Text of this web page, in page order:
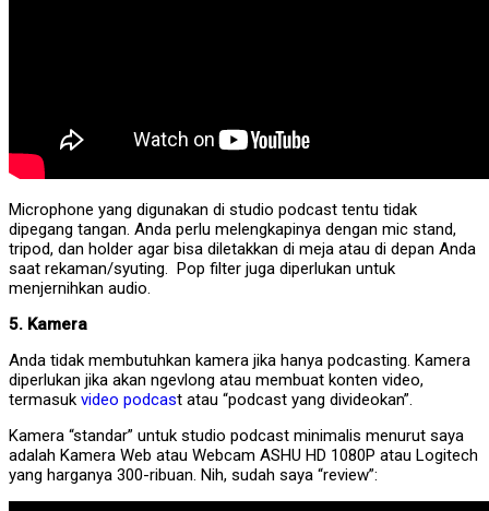
Microphone yang digunakan di studio podcast tentu tidak
dipegang tangan. Anda perlu melengkapinya dengan mic stand,
tripod, dan holder agar bisa diletakkan di meja atau di depan Anda
saat rekaman/syuting. Pop filter juga diperlukan untuk
menjernihkan audio.
5. Kamera
Anda tidak membutuhkan kamera jika hanya podcasting. Kamera
diperlukan jika akan ngevlong atau membuat konten video,
termasuk video podcast atau “podcast yang divideokan”.
Kamera “standar” untuk studio podcast minimalis menurut saya
adalah Kamera Web atau Webcam ASHU HD 1080P atau Logitech
yang harganya 300-ribuan. Nih, sudah saya “review”: